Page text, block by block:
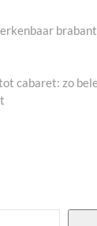
cabaret: zo